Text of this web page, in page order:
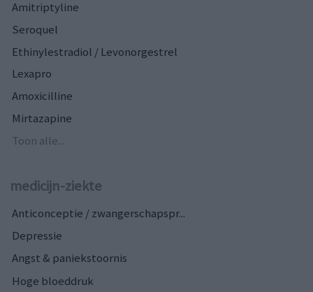
Amitriptyline
Seroquel
Ethinylestradiol / Levonorgestrel
Lexapro
Amoxicilline
Mirtazapine
Toon alle...
medicijn-ziekte
Anticonceptie / zwangerschapspr...
Depressie
Angst & paniekstoornis
Hoge bloeddruk